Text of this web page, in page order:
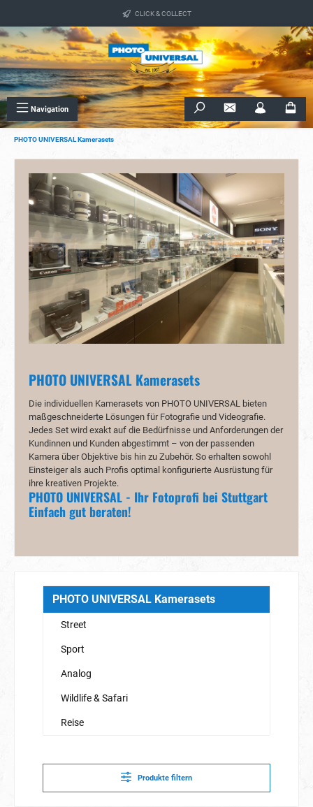
CLICK & COLLECT
Navigation
PHOTO UNIVERSAL Kamerasets
PHOTO UNIVERSAL Kamerasets
Die individuellen Kamerasets von PHOTO UNIVERSAL bieten
maßgeschneiderte Lösungen für Fotografie und Videografie.
Jedes Set wird exakt auf die Bedürfnisse und Anforderungen der
Kundinnen und Kunden abgestimmt – von der passenden
Kamera über Objektive bis hin zu Zubehör. So erhalten sowohl
Einsteiger als auch Profis optimal konfigurierte Ausrüstung für
ihre kreativen Projekte.
PHOTO UNIVERSAL - Ihr Fotoprofi bei Stuttgart
Einfach gut beraten!
PHOTO UNIVERSAL Kamerasets
Street
Sport
Analog
Wildlife & Safari
Reise
Produkte filtern